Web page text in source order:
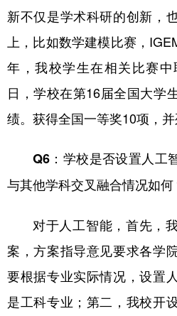
新不仅是学术科研的创新，
上，比如数学建模比赛，
年，我校学生在相关比赛
日，学校在第16届全国大学
绩。获得全国一等奖10项，并
Q6：学校是否设置人工
与其他学科交叉融合情况如何
对于人工智能，首先，
案，方案指导意见要求各学
要根据专业实际情况，设置
是工科专业；第二，我校开